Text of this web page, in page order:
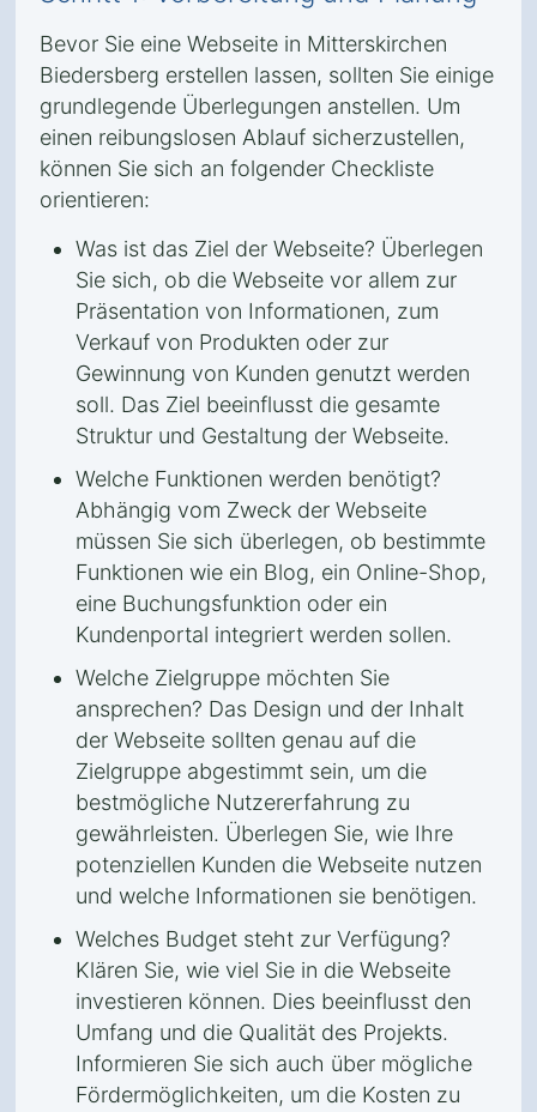
Bevor Sie eine Webseite in Mitterskirchen
Biedersberg erstellen lassen, sollten Sie einige
grundlegende Überlegungen anstellen. Um
einen reibungslosen Ablauf sicherzustellen,
können Sie sich an folgender Checkliste
orientieren:
Was ist das Ziel der Webseite? Überlegen
Sie sich, ob die Webseite vor allem zur
Präsentation von Informationen, zum
Verkauf von Produkten oder zur
Gewinnung von Kunden genutzt werden
soll. Das Ziel beeinflusst die gesamte
Struktur und Gestaltung der Webseite.
Welche Funktionen werden benötigt?
Abhängig vom Zweck der Webseite
müssen Sie sich überlegen, ob bestimmte
Funktionen wie ein Blog, ein Online-Shop,
eine Buchungsfunktion oder ein
Kundenportal integriert werden sollen.
Welche Zielgruppe möchten Sie
ansprechen? Das Design und der Inhalt
der Webseite sollten genau auf die
Zielgruppe abgestimmt sein, um die
bestmögliche Nutzererfahrung zu
gewährleisten. Überlegen Sie, wie Ihre
potenziellen Kunden die Webseite nutzen
und welche Informationen sie benötigen.
Welches Budget steht zur Verfügung?
Klären Sie, wie viel Sie in die Webseite
investieren können. Dies beeinflusst den
Umfang und die Qualität des Projekts.
Informieren Sie sich auch über mögliche
Fördermöglichkeiten, um die Kosten zu